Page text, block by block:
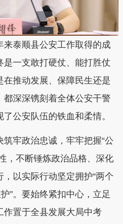
来泰顺县公安工作取得的成
一支敢打硬仗、能打胜仗
在推动发展、保障民生还是
都深深镌刻着全体公安干警
了公安队伍的铁血和柔情。
牢政治忠诚，牢牢把握“公
，不断锤炼政治品格、深化
以实际行动坚定拥护“两个
”。要始终紧扣中心，立足
作置于全县发展大局中考